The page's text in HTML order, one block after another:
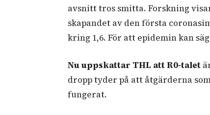
avsnitt tros smitta. Forskning
skapandet av den första
kring 1,6. För att epidemin kan
Nu uppskattar THL att R0-talet
dropp tyder på att åtgärderna
fungerat.